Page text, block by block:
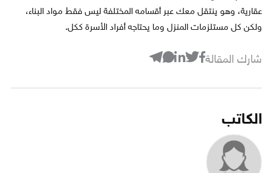
عقارية، وهو ينتقل معك عبر أقسامه المختلفة ليس فقط مواد البناء،
ولكن كل مستلزمات المنزل وما يحتاجه أفراد الأسرة ككل.
شارك المقالة
الكاتب